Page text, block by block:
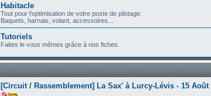
Habitacle
Tout pour l'optimisation de votre poste de pilotage.
Baquets, harnais, volant, accessoires...
Tutoriels
Faites le vous mêmes grâce à nos fiches.
[Circuit / Rassemblement] La Sax' à Lurcy-Lévis - 15 Août